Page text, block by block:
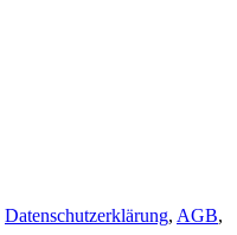
Datenschutzerklärung, AGB,